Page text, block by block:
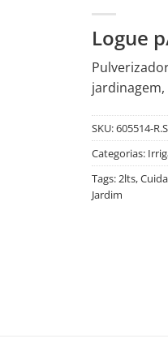
Logue
jardinagem,
SKU:605514-
Categorias:
Tags:2lts,
Jardim